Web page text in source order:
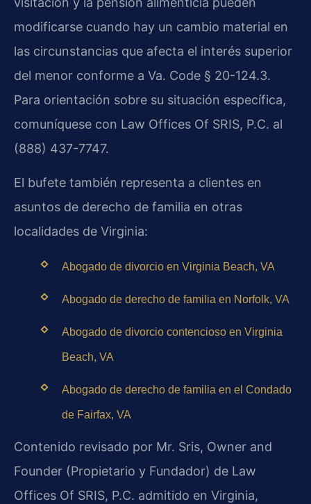
modificarse cuando hay un cambio material en
las circunstancias que afecta el interés superior
del menor conforme a Va. Code § 20-124.3.
Para orientación sobre su situación específica,
comuníquese con Law Offices Of SRIS, P.C. al
(888) 437-7747.
El bufete también representa a clientes en
asuntos de derecho de familia en otras
localidades de Virginia:
Abogado de divorcio en Virginia Beach, VA
Abogado de derecho de familia en Norfolk, VA
Abogado de divorcio contencioso en Virginia
Beach, VA
Abogado de derecho de familia en el Condado
de Fairfax, VA
Contenido revisado por Mr. Sris, Owner and
Founder (Propietario y Fundador) de Law
Offices Of SRIS, P.C. admitido en Virginia,